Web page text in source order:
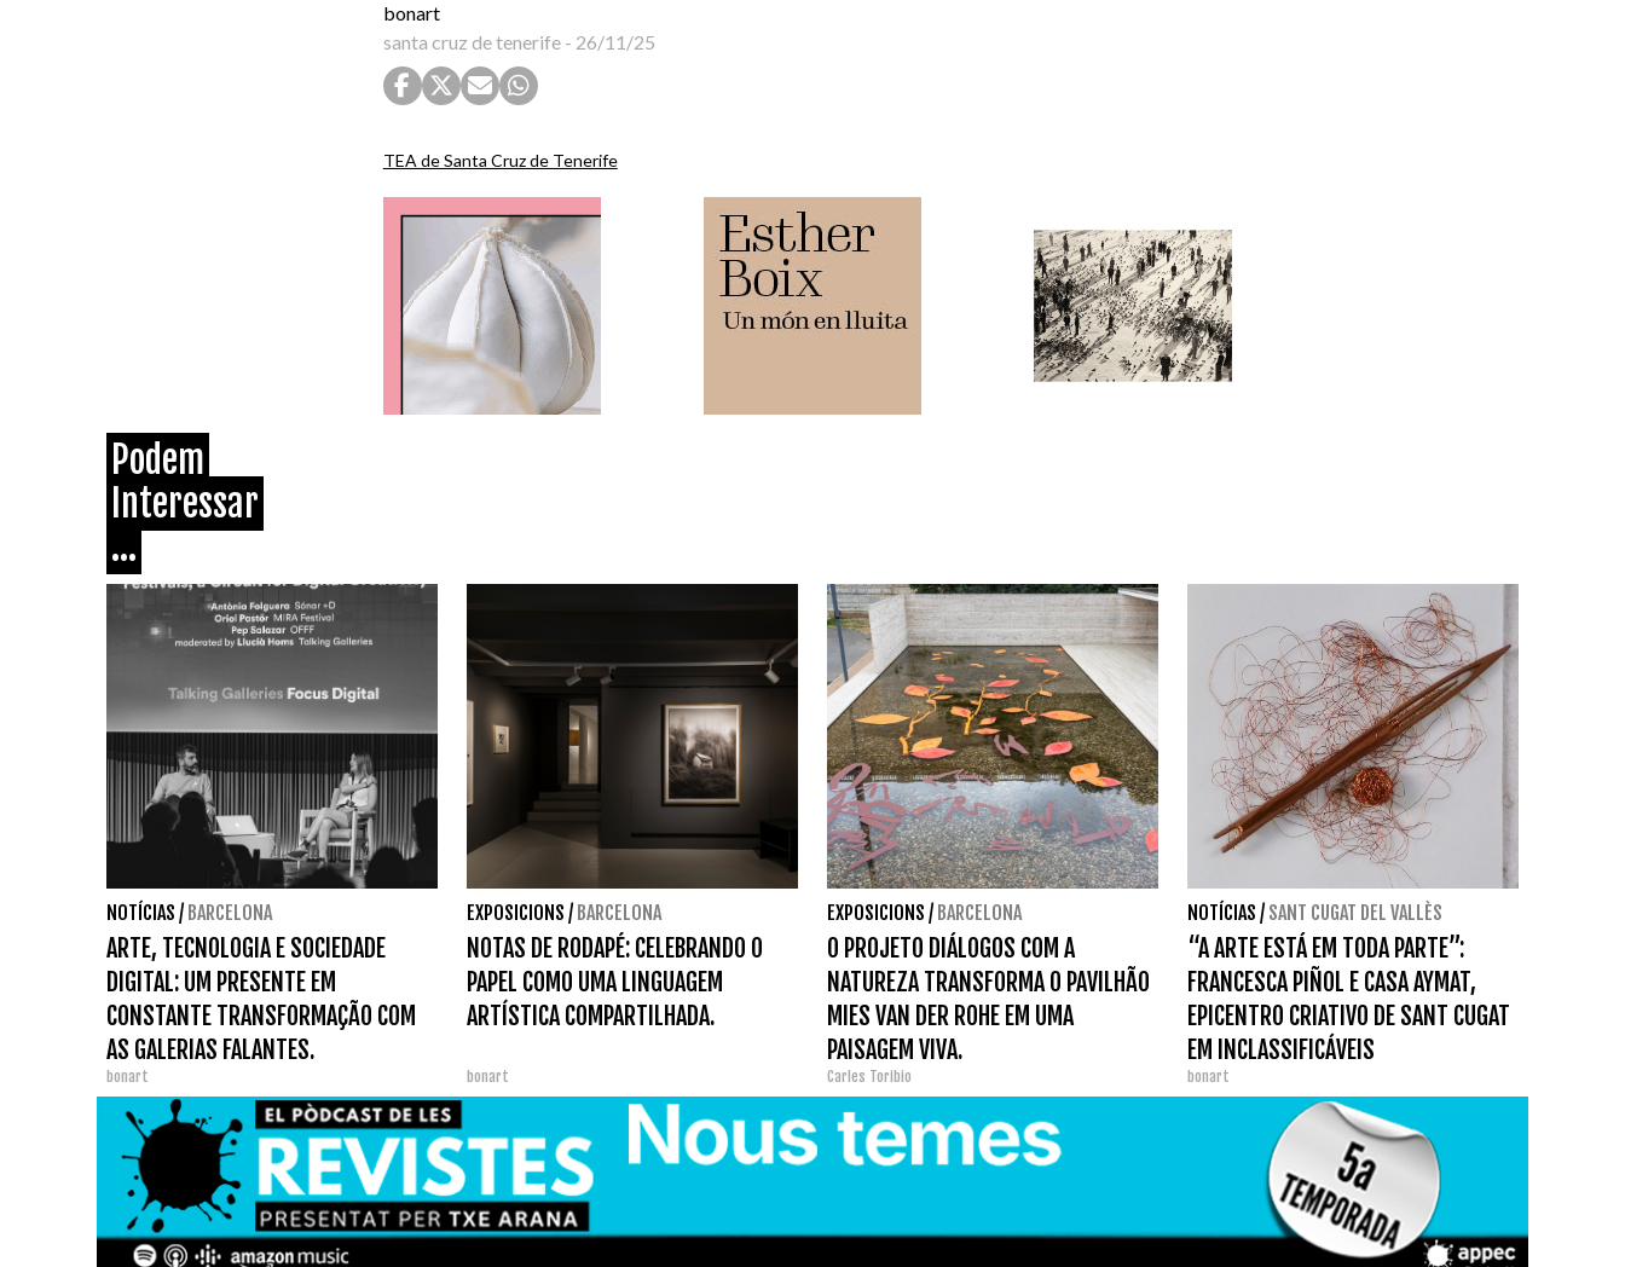
bonart
santa cruz de tenerife- 26/11/25
TEA de Santa Cruz de Tenerife
Podem
Interessar
...
NOTÍCIAS / BARCELONA
ARTE, TECNOLOGIA E SOCIEDADE
DIGITAL: UM PRESENTE EM
CONSTANTE TRANSFORMAÇÃO COM
AS GALERIAS FALANTES.
bonart
EXPOSICIONS / BARCELONA
NOTAS DE RODAPÉ: CELEBRANDO O
PAPEL COMO UMA LINGUAGEM
ARTÍSTICA COMPARTILHADA.
bonart
EXPOSICIONS / BARCELONA
O PROJETO DIÁLOGOS COM A
NATUREZA TRANSFORMA O PAVILHÃO
MIES VAN DER ROHE EM UMA
PAISAGEM VIVA.
Carles Toribio
NOTÍCIAS / SANT CUGAT DEL VALLÈS
“A ARTE ESTÁ EM TODA PARTE”:
FRANCESCA PIÑOL E CASA AYMAT,
EPICENTRO CRIATIVO DE SANT CUGAT
EM INCLASSIFICÁVEIS
bonart